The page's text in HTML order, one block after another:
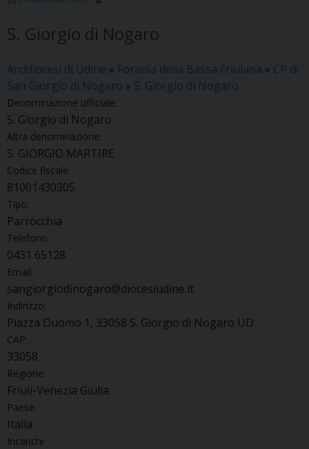
S. Giorgio di Nogaro
Arcidiocesi di Udine » Forania della Bassa Friulana » CP di
San Giorgio di Nogaro » S. Giorgio di Nogaro
Denominazione ufficiale:
S. Giorgio di Nogaro
Altra denominazione:
S. GIORGIO MARTIRE
Codice fiscale:
81001430305
Tipo:
Parrocchia
Telefono:
0431 65128
Email:
sangiorgiodinogaro@diocesiudine.it
Indirizzo:
Piazza Duomo 1, 33058 S. Giorgio di Nogaro UD
CAP:
33058
Regione:
Friuli-Venezia Giulia
Paese:
Italia
Incarichi